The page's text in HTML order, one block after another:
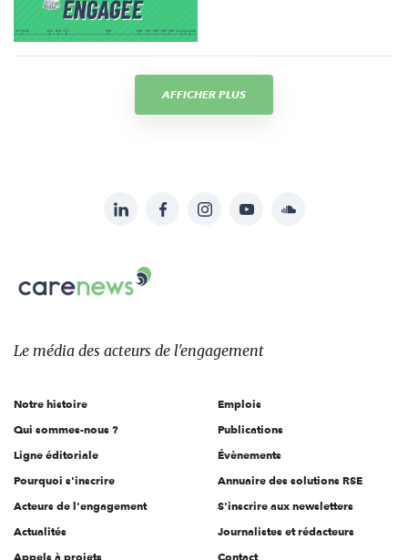
AFFICHER PLUS
sur:
LinkedInFacebookInstagramYouTubeSoundcloud
Carenews,
Le
des
l'engagement
Le média des acteurs de l'engagement
Notre histoire
Qui sommes-nous ?
Ligne éditoriale
Pourquoi s'inscrire
Acteurs de l'engagement
Actualités
Appels à projets
Emplois
Publications
Évènements
Annuaire des solutions RSE
S'inscrire aux newsletters
Journalistes et rédacteurs
Contact